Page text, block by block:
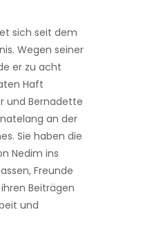
sich seit dem
Wegen seiner
er zu acht
Haft
und Bernadette
an der
Sie haben die
Nedim ins
Freunde
Beiträgen
und